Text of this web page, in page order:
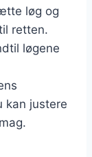
løg og
retten.
løgene
kan justere